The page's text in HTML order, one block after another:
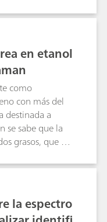
la
real. La
se realiza para
de partida según
y cGMP, y se
portátiles
para
y también
para que las
en plantas
escala. Para
de
de las
en etanol
como
con más del
destinada a
se sabe que la
grasos, que se
En esta
la
de urea en
y mostramos
la espectro